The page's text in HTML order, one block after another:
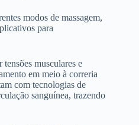
modos de massagem,
para
musculares e
em meio à correria
com tecnologias de
sanguínea, trazendo